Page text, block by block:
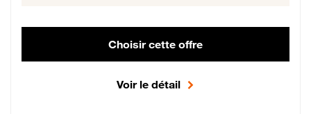
Choisir cette offre
Voir le détail